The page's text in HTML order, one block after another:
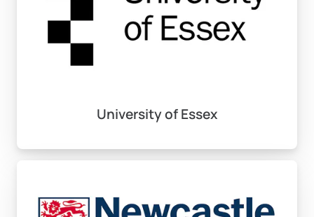
Ayrıca, bir niyet mektubu ve lise öğretmenlerinizden
alınacak referans mektubu da başvuru dosyanızda yer
almayı tercih ettiğinizi ve akademik hedeflerinizi
Bu belgeleri eksiksiz olarak sunmak, kabul sürecinin
University of Essex